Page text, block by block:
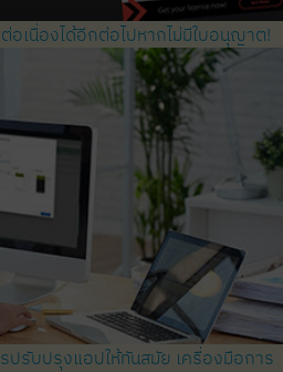
อเนื่องได้อีกต่อไปหากไม่มีใบอนุญาต!
ปรับปรุงแอปให้ทันสมัย ​​เครื่องมือการ